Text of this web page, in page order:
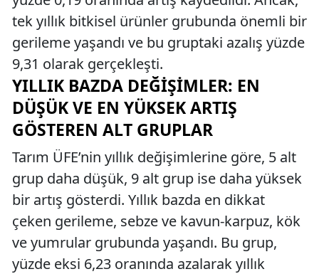
tek yıllık bitkisel ürünler grubunda önemli bir
gerileme yaşandı ve bu gruptaki azalış yüzde
9,31 olarak gerçekleşti.
YILLIK BAZDA DEĞIŞIMLER: EN
DÜŞÜK VE EN YÜKSEK ARTIŞ
GÖSTEREN ALT GRUPLAR
Tarım ÜFE’nin yıllık değişimlerine göre, 5 alt
grup daha düşük, 9 alt grup ise daha yüksek
bir artış gösterdi. Yıllık bazda en dikkat
çeken gerileme, sebze ve kavun-karpuz, kök
ve yumrular grubunda yaşandı. Bu grup,
yüzde eksi 6,23 oranında azalarak yıllık